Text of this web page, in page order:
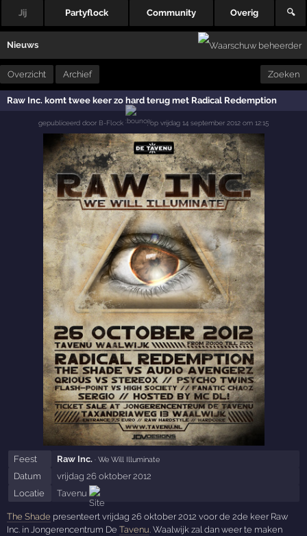
Jij Partyflock Community Overig 🔍
Nieuws
Overzicht Archief Zoeken
Raw Inc. komt twee keer zo hard terug met Radical Redemption
gepubliceerd door B-Flock , op vrijdag 14 september 2012 om 12:15
Feest Raw Inc. · We Will Illuminate
Datum
vrijdag 26 oktober 2012
Locatie
Tavenu
The Shade presenteert vrijdag 26 oktober 2012 voor de 2de keer Raw
Inc. in Jongerencentrum DeTavenu . Waalwijk zal dan weer te maken